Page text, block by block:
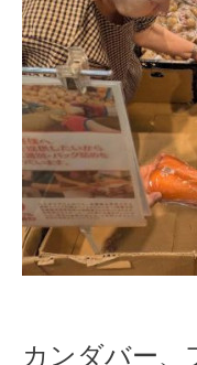
カンダバー、